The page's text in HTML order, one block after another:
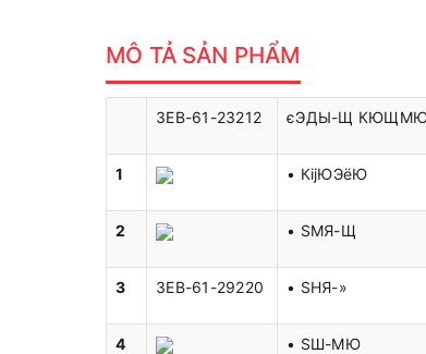
MÔ TẢ SẢN PHẨM
3EB-61-23212 єЭДЫ-Щ
1 • КіјЮЭёЮ
2 • ЅМЯ-Щ
3 3EB-61-29220 • ЅНЯ-»
4 • ЅШ-МЮ